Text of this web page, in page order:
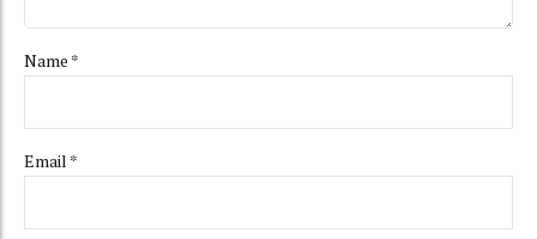
Name *
Email *